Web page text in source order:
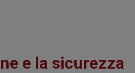
e la sicurezza